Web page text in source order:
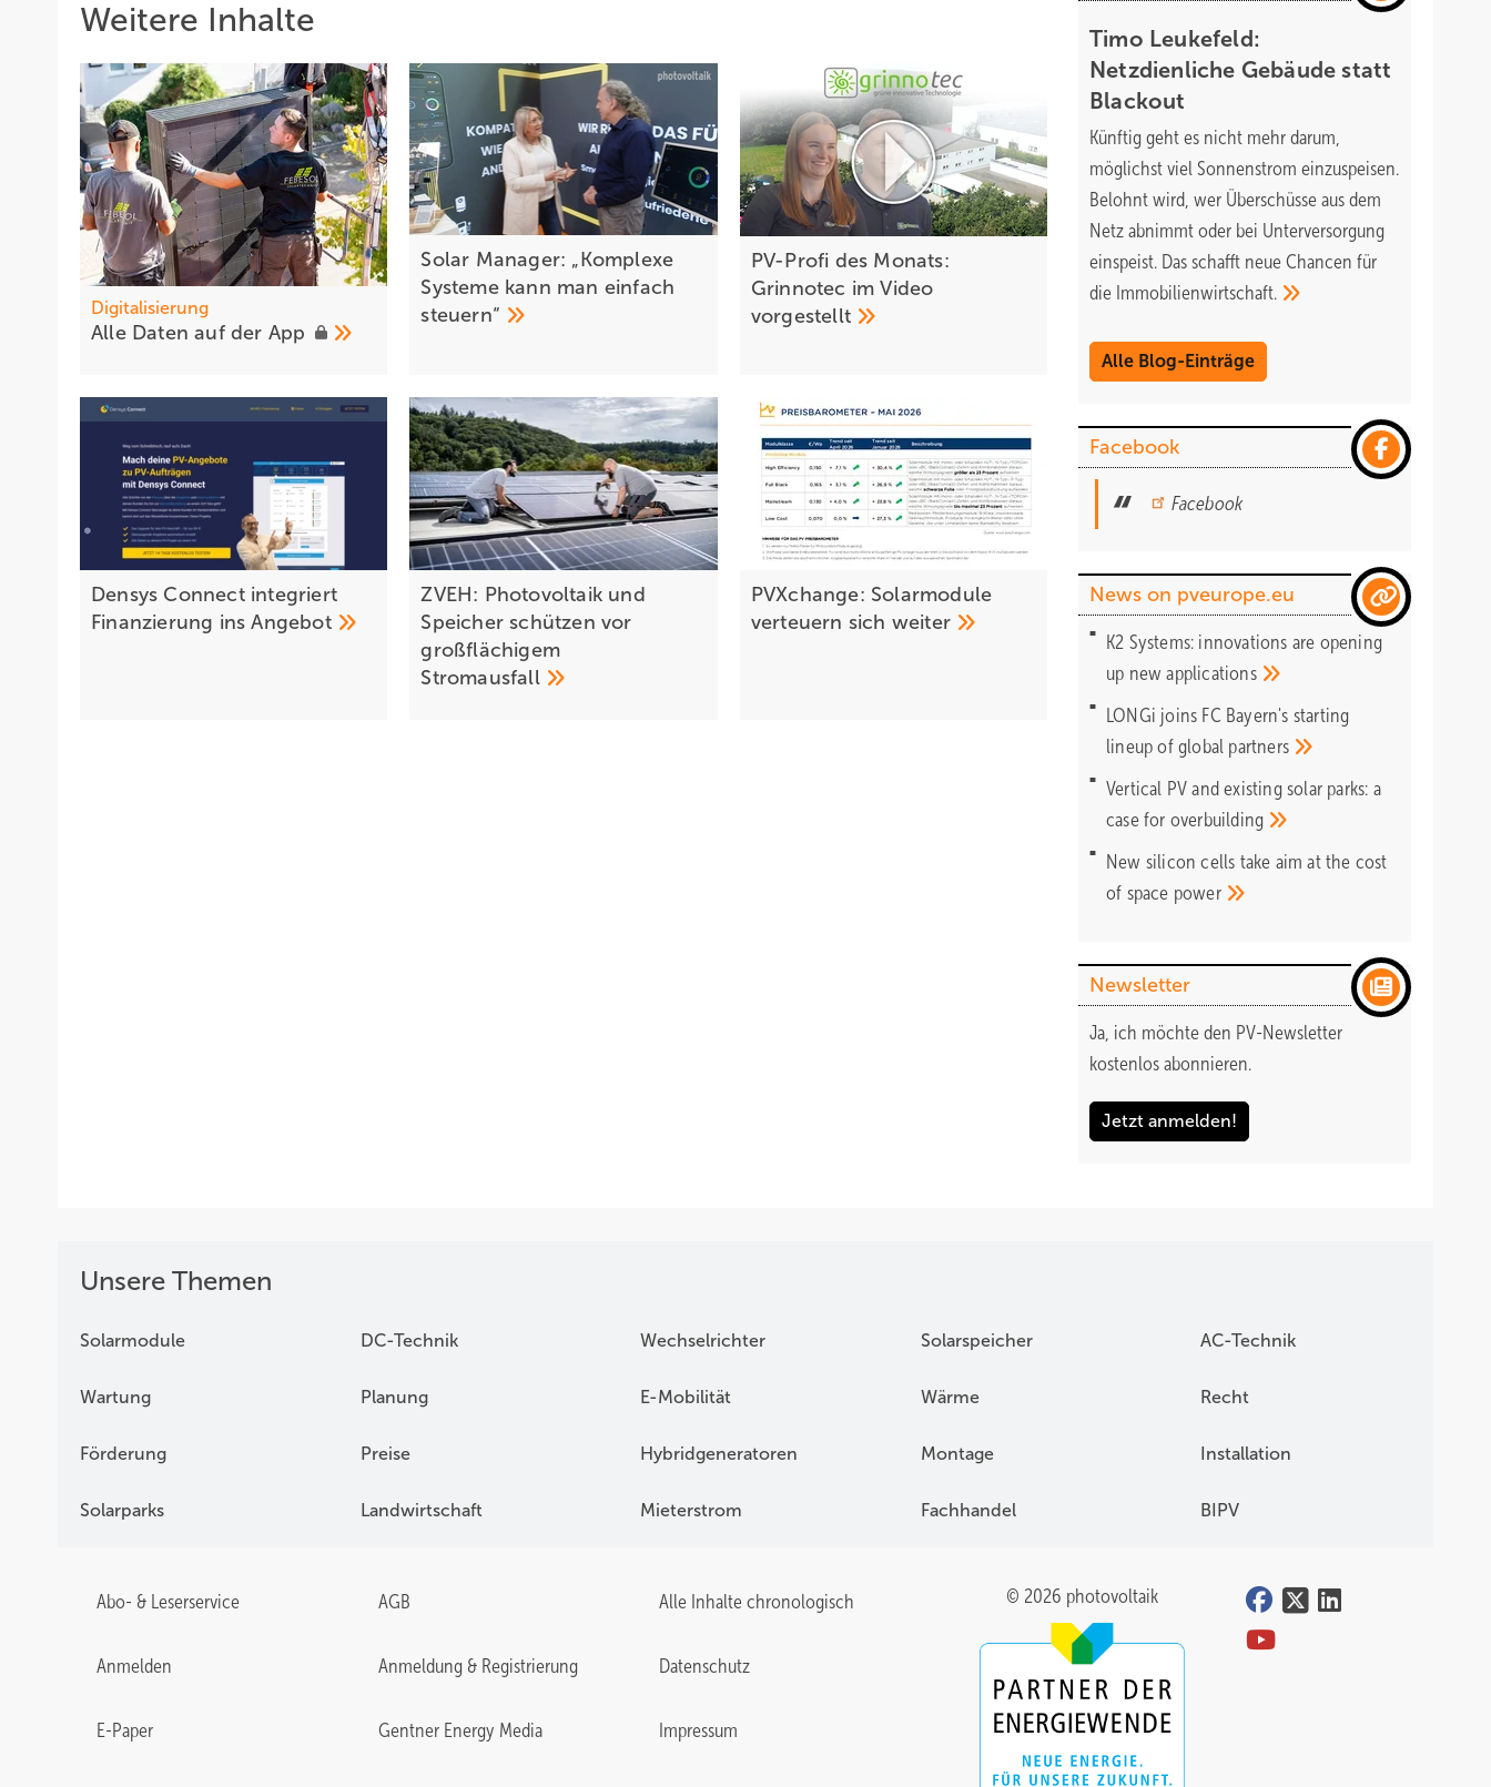
Weitere Inhalte
Digitalisierung
Alle Da ten auf der App
Solar Manager: „Komplexe
Systeme kann man einfach
steuern“
PV-Profi des Monats:
Grinnotec im Video
vorgestellt
Densys Connect integriert
Finanzierung insAngebot
ZVEH: Photovoltaik und
Speicher schützen vor
großflächigem
Stromausfall
PVXchange: Solarmodule
verteuern sich weiter
Timo Leukefeld:
Netzdienliche Gebäude statt
Blackout
Künftig geht es nicht mehr darum,
möglichst viel Sonnenstrom einzuspeisen.
Belohnt wird, wer Überschüsse aus dem
Netz abnimmt oder bei Unterversorgung
einspeist. Das schafft neue Chancen für
die Immobilienwirtschaft.
Alle Blog-Einträge
Facebook
Facebook
News on pveurope.eu
K2 Systems: innovations are opening
up newapplications
LONGi joins FC Bayern's starting
lineup of global partners
Vertical PV and existing solar parks: a
case for overbuilding
New silicon cells take aim at the cost
of space power
Newsletter
Ja, ich möchte den PV-Newsletter
kostenlos abonnieren.
Jetzt anmelden!
Unsere Themen
Solarmodule DC-Technik Wechselrichter Solarspeicher AC-Technik
Wartung Planung E-Mobilität Wärme Recht
Förderung Preise Hybridgeneratoren Montage Installation
Solarparks Landwirtschaft Mieterstrom Fachhandel BIPV
Abo- & Leserservice AGB Alle Inhalte chronologisch
Anmelden Anmeldung & Registrierung Datenschutz
E-Paper Gentner Energy Media Impressum
© 2026 photovoltaik